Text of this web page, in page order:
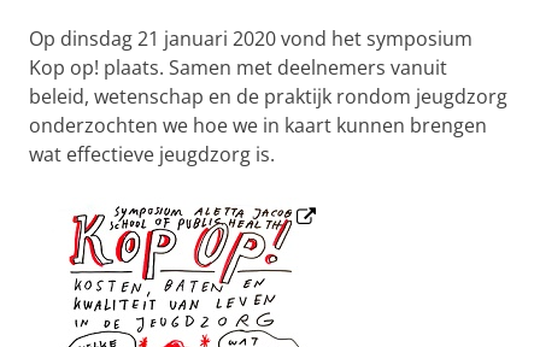
Op dinsdag 21 januari 2020 vond het symposium
Kop op! plaats. Samen met deelnemers vanuit
beleid, wetenschap en de praktijk rondom jeugdzorg
onderzochten we hoe we in kaart kunnen brengen
wat effectieve jeugdzorg is.